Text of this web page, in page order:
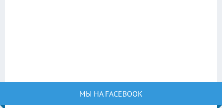
МЫ НА FACEBOOK